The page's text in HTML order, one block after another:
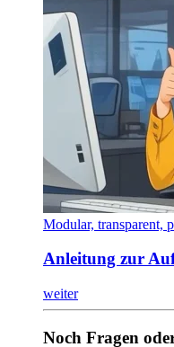
Modular, transparent,
Anleitung zur
weiter
Noch Fragen